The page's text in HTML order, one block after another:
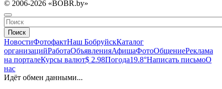
© 2006-2026 «BOBR.by»
Поиск
НовостиФотофактНаш БобруйскКаталог
организацийРаботаОбъявленияАфишаФотоОбщениеРеклама
на порталеКурсы валют$ 2.98Погода19.8°Написать письмоО
нас
Идёт обмен данными...